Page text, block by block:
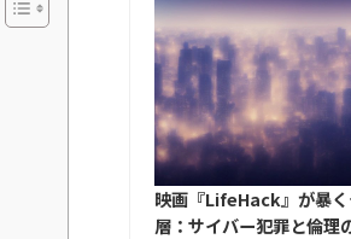
映画『LifeHack』が暴
層：サイバー犯罪と倫理